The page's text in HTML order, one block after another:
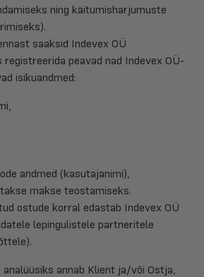
ning käitumisharjumuste
saaksid Indevex OÜ
registreerida peavad nad Indevex OÜ-
isikuandmed:
andmed (kasutajanimi),
makse teostamiseks.
ostude korral edastab Indevex OÜ
lepingulistele partneritele
annab Klient ja/või Ostja,